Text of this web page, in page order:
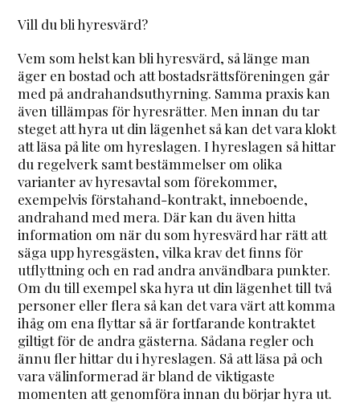
Vill du bli hyresvärd?
Vem som helst kan bli hyresvärd, så länge man
äger en bostad och att bostadsrättsföreningen går
med på andrahandsuthyrning. Samma praxis kan
även tillämpas för hyresrätter. Men innan du tar
steget att hyra ut din lägenhet så kan det vara klokt
att läsa på lite om hyreslagen. I hyreslagen så hittar
du regelverk samt bestämmelser om olika
varianter av hyresavtal som förekommer,
exempelvis förstahand-kontrakt, inneboende,
andrahand med mera. Där kan du även hitta
information om när du som hyresvärd har rätt att
säga upp hyresgästen, vilka krav det finns för
utflyttning och en rad andra användbara punkter.
Om du till exempel ska hyra ut din lägenhet till två
personer eller flera så kan det vara värt att komma
ihåg om ena flyttar så är fortfarande kontraktet
giltigt för de andra gästerna. Sådana regler och
ännu fler hittar du i hyreslagen. Så att läsa på och
vara välinformerad är bland de viktigaste
momenten att genomföra innan du börjar hyra ut.